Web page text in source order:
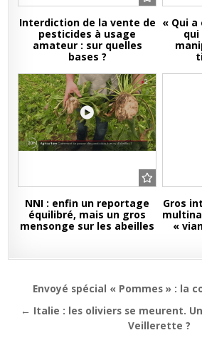
Interdiction de la vente de
pesticides à usage
amateur : sur quelles
bases ?
« Qui
NNI : enfin un reportage
équilibré, mais un gros
mensonge sur les abeilles
Gros
«
Navigation
de
Envoyé spécial « Pommes » : la
← Italie : les oliviers se meurent.
Veillerette ?